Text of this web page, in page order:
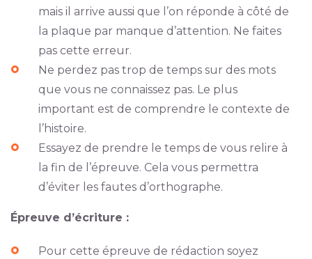
mais il arrive aussi que l’on réponde à côté de
la plaque par manque d’attention. Ne faites
pas cette erreur.
Ne perdez pas trop de temps sur des mots
que vous ne connaissez pas. Le plus
important est de comprendre le contexte de
l’histoire.
Essayez de prendre le temps de vous relire à
la fin de l’épreuve. Cela vous permettra
d’éviter les fautes d’orthographe.
Épreuve d’écriture :
Pour cette épreuve de rédaction soyez